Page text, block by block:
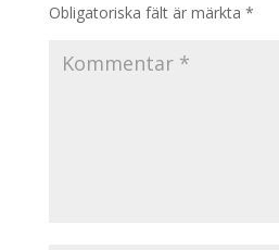
Obligatoriska fält är märkta *